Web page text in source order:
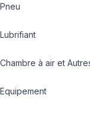
Pneu
Lubrifiant
Chambre à air et
Equipement